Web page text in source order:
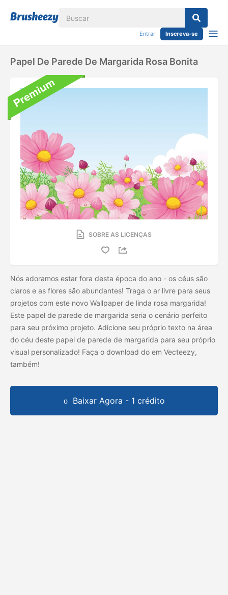
Entrar Inscreva-se
Papel De Parede De Margarida Rosa Bonita
SOBRE AS LICENÇAS
Nós adoramos estar fora desta época do ano - os céus são
claros e as flores são abundantes! Traga o ar livre para seus
projetos com este novo Wallpaper de linda rosa margarida!
Este papel de parede de margarida seria o cenário perfeito
para seu próximo projeto. Adicione seu próprio texto na área
do céu deste papel de parede de margarida para seu próprio
visual personalizado! Faça o download do em Vecteezy,
também!
Baixar Agora - 1 crédito